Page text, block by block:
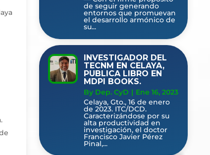
de seguir generando
entornos que promuevan
el desarrollo armónico de
su...
INVESTIGADOR DEL
TECNM EN CELAYA,
PUBLICA LIBRO EN
MDPI BOOKS.
By Dep. CyD | Ene 16, 2023
Celaya, Gto., 16 de enero
de 2023. ITC/DCD.
Caracterizándose por su
alta productividad en
investigación, el doctor
Francisco Javier Pérez
Pinal,...